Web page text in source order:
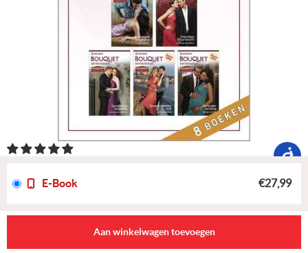
E-Book €27,99
Aan winkelwagen toevoegen